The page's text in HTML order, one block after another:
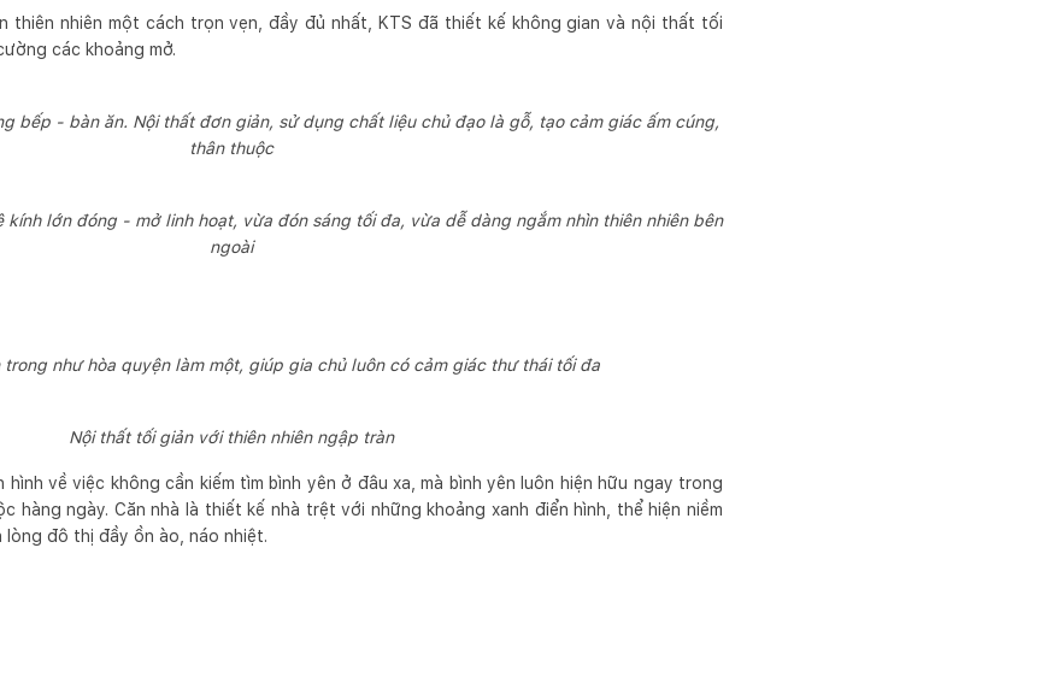
thiên nhiên một cách trọn vẹn, đầy đủ nhất, KTS đã thiết kế không gian và nội thất tối
các khoảng mở.
bếp - bàn ăn. Nội thất đơn giản, sử dụng chất liệu chủ đạo là gỗ, tạo cảm giác ấm cúng,
thân thuộc
lớn đóng - mở linh hoạt, vừa đón sáng tối đa, vừa dễ dàng ngắm nhìn thiên nhiên bên
ngoài
trong như hòa quyện làm một, giúp gia chủ luôn có cảm giác thư thái tối đa
Nội thất tối giản với thiên nhiên ngập tràn
hình về việc không cần kiếm tìm bình yên ở đâu xa, mà bình yên luôn hiện hữu ngay trong
hàng ngày. Căn nhà là thiết kế nhà trệt với những khoảng xanh điển hình, thể hiện niềm
đô thị đầy ồn ào, náo nhiệt.